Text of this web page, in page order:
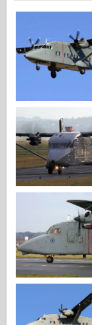
Italeri
Legenden
Meng Modell
Tamiya
Zvezda
Album-Bilder
Gå rundt
Bøker
Kontakt
le Journal
Settene